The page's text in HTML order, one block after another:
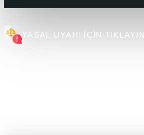
YASAL UYARI İÇİN TIKLAYIN